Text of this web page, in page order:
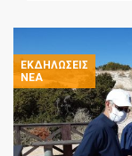
ΕΚΔΗΛΏΣΕΙΣ
ΝΈΑ